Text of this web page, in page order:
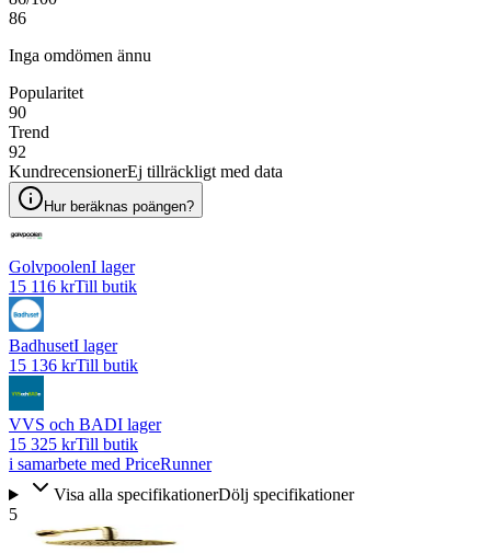
86
Inga omdömen ännu
Popularitet
90
Trend
92
KundrecensionerEj tillräckligt med data
Hur beräknas poängen?
GolvpoolenI lager
15 116 krTill butik
BadhusetI lager
15 136 krTill butik
VVS och BADI lager
15 325 krTill butik
i samarbete med PriceRunner
Visa alla specifikationerDölj specifikationer
5